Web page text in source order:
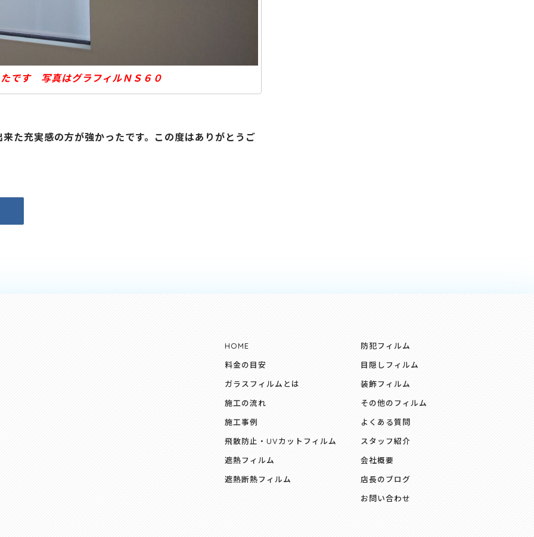
です 写真はグラフィルＮＳ６０
た充実感の方が強かったです。この度はありがとうご
HOME
料金の目安
ガラスフィルムとは
施工の流れ
施工事例
飛散防止・UVカットフィルム
遮熱フィルム
遮熱断熱フィルム
防犯フィルム
目隠しフィルム
装飾フィルム
その他のフィルム
よくある質問
スタッフ紹介
会社概要
店長のブログ
お問い合わせ